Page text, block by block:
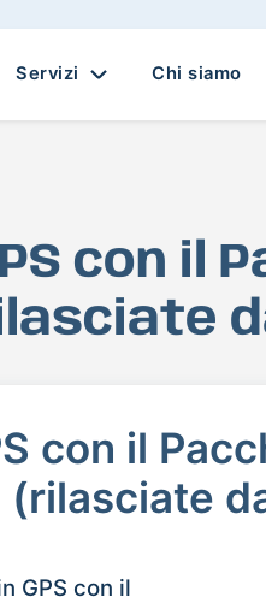
Servizi Chi siamo
con
con il
GPS con il